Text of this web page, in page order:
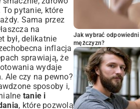
To pytanie, które
Sama przez
na
był, delikatnie
inflacja
sprawiają, że
wydaje
Ale czy na pewno?
sposoby i,
tanie i
, które pozwolą
Jak wybrać
mężczyzn?